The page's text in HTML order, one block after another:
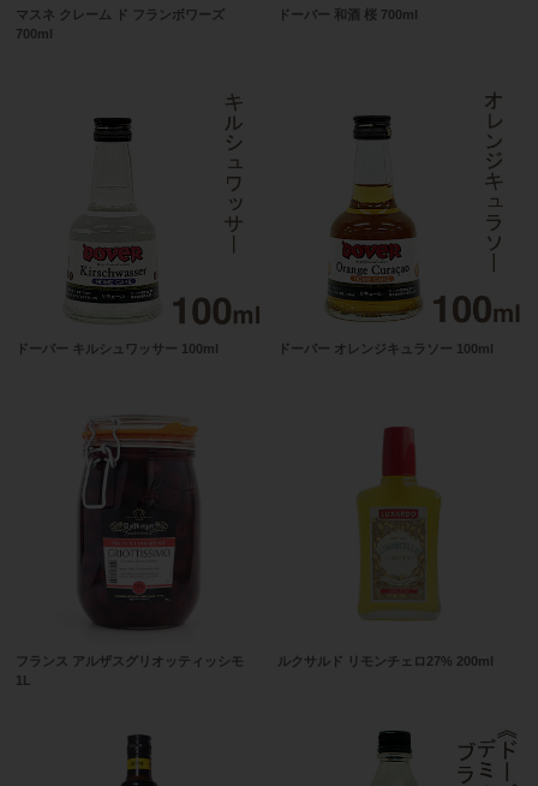
マスネ クレーム ド フランボワーズ
700ml
ドーバー 和酒 桜 700ml
ドーバー キルシュワッサー 100ml ドーバー オレンジキュラソー 100ml
フランス アルザスグリオッティッシモ
1L
ルクサルド リモンチェロ27% 200ml